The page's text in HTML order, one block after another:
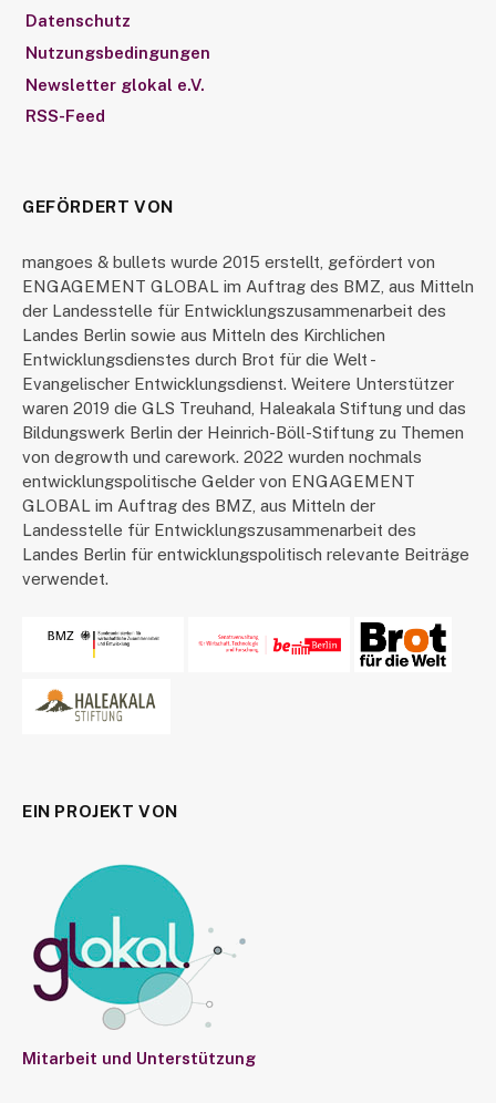
Datenschutz
Nutzungsbedingungen
Newsletter glokal e.V.
RSS-Feed
GEFÖRDERT VON
mangoes & bullets wurde 2015 erstellt, gefördert von
ENGAGEMENT GLOBAL im Auftrag des BMZ, aus Mitteln
der Landesstelle für Entwicklungszusammenarbeit des
Landes Berlin sowie aus Mitteln des Kirchlichen
Entwicklungsdienstes durch Brot für die Welt -
Evangelischer Entwicklungsdienst. Weitere Unterstützer
waren 2019 die GLS Treuhand, Haleakala Stiftung und das
Bildungswerk Berlin der Heinrich-Böll-Stiftung zu Themen
von degrowth und carework. 2022 wurden nochmals
entwicklungspolitische Gelder von ENGAGEMENT
GLOBAL im Auftrag des BMZ, aus Mitteln der
Landesstelle für Entwicklungszusammenarbeit des
Landes Berlin für entwicklungspolitisch relevante Beiträge
verwendet.
EIN PROJEKT VON
Mitarbeit und Unterstützung